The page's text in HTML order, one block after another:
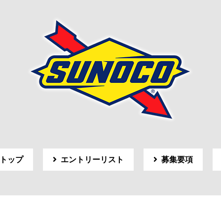
ップ エントリーリスト 募集要項